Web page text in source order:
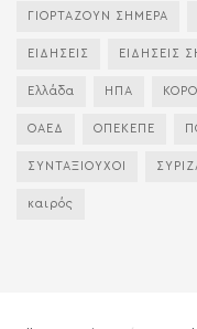
ΓΙΟΡΤΑΖΟΥΝ ΣΗΜΕΡΑ
ΕΙΔΗΣΕΙΣ ΕΙΔΗΣΕΙΣ
Ελλάδα ΗΠΑ
ΟΑΕΔ ΟΠΕΚΕΠΕ
ΣΥΝΤΑΞΙΟΥΧΟΙ
καιρός